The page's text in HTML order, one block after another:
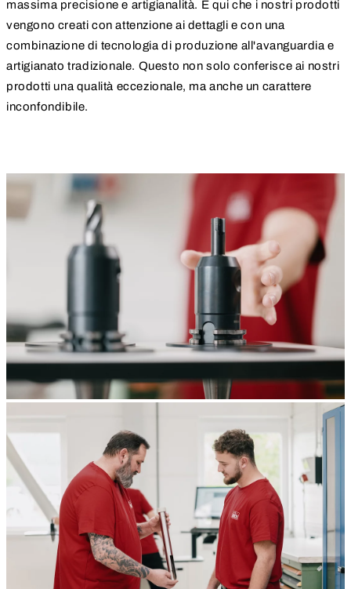
massima precisione e artigianalità. È qui che i nostri prodotti
vengono creati con attenzione ai dettagli e con una
combinazione di tecnologia di produzione all'avanguardia e
artigianato tradizionale. Questo non solo conferisce ai nostri
prodotti una qualità eccezionale, ma anche un carattere
inconfondibile.